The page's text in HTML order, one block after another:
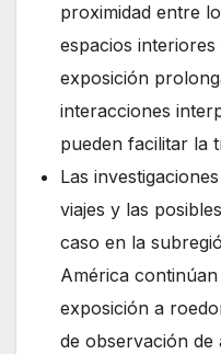
proximidad entre
espacios
exposición
interacciones
pueden facilitar la
Las
viajes y las
caso en la
América
exposición a
de observación de